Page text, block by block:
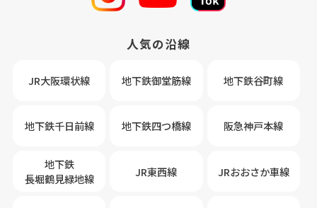
人気の沿線
JR大阪環状線 地下鉄御堂筋線 地下鉄谷町線
地下鉄千日前線 地下鉄四つ橋線 阪急神戸本線
地下鉄
長堀鶴見緑地線
JR東西線 JRおおさか車線